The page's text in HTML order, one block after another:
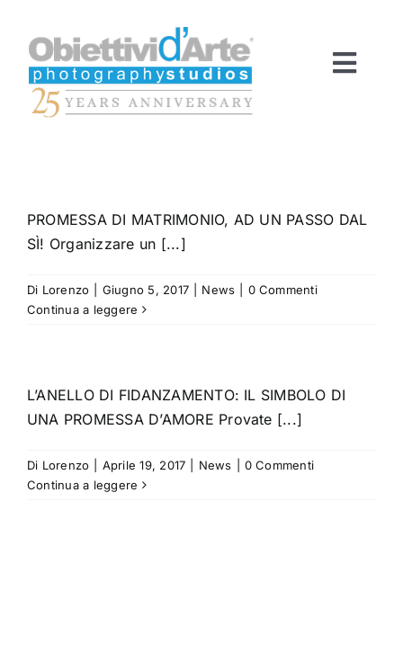
contenuto
SERVIZI
ODA EXPERIENCE
CONTATTI
PROMESSA DI MATRIMONIO, AD UN PASSO DAL
SÌ! Organizzare un [...]
Di Lorenzo Giugno 5, 2017 News
0 Commenti
Continua a leggere
L’ANELLO DI FIDANZAMENTO: IL SIMBOLO DI
UNA PROMESSA D’AMORE Provate [...]
Di Lorenzo Aprile 19, 2017 News
0 Commenti
Continua a leggere